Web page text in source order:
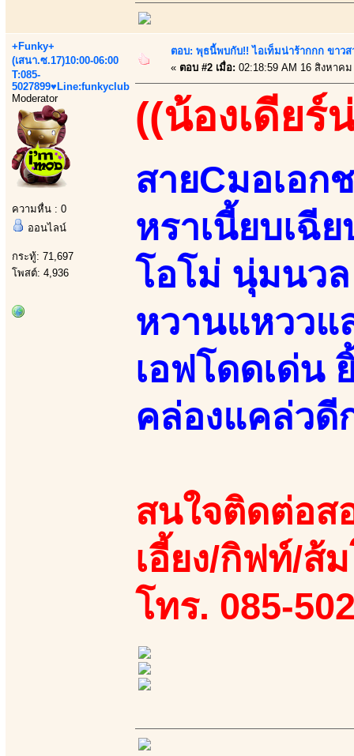
+Funky+
(เสนา.ซ.17)10:00-06:00
T:085-
5027899♥Line:funkyclub
Moderator
ความหื่น : 0
ออนไลน์
กระทู้: 71,697
โพสต์: 4,936
ตอบ: พุธนี้พบกับ!! ไอเท็มน่าร้ากกก ขาว
« ตอบ #2 เมื่อ: 02:18:59 AM 16 สิงหาคม
((น้องเดียร์
สายCมอเอก
หราเนี้ยบเฉี
โอโม่ นุ่มนวล
หวานแหววแ
เอฟโดดเด่น
คล่องแคล่วดี
สนใจติดต่อส
เอี้ยง/กิฟท์/ส้
โทร. 085-